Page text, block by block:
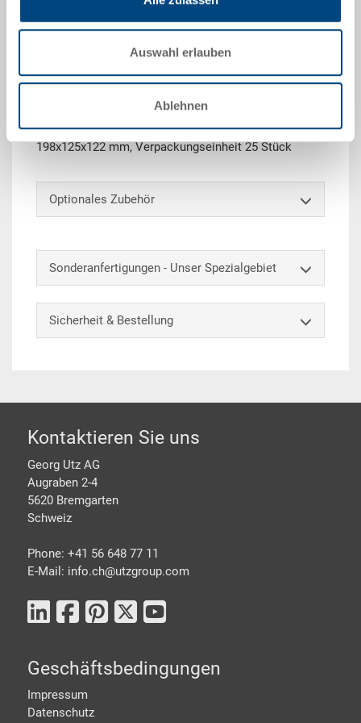
Auswahl erlauben
Ablehnen
Sichtlagerkasten SILAFIX 4, stapelbar, PE,
verkehrsgelb, 230/200x147x132 mm, innen
198x125x122 mm, Verpackungseinheit 25 Stück
Optionales Zubehör
Sonderanfertigungen - Unser Spezialgebiet
Sicherheit & Bestellung
Footer
Kontaktieren Sie uns
Georg Utz AG
Augraben 2-4
5620 Bremgarten
Schweiz
Phone: +41 56 648 77 11
E-Mail: info.ch@utzgroup.com
Geschäftsbedingungen
Impressum
Datenschutz